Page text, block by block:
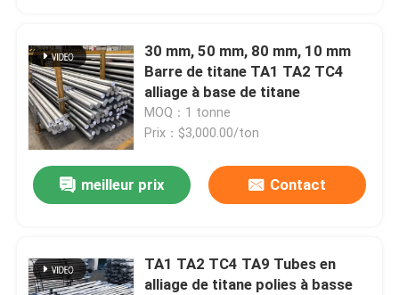
30 mm, 50 mm, 80 mm, 10 mm
Barre de titane TA1 TA2 TC4
alliage à base de titane
MOQ：1 tonne
Prix：$3,000.00/ton
meilleur prix Contact
TA1 TA2 TC4 TA9 Tubes en
alliage de titane polies à basse